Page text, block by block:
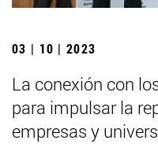
03 | 10 | 2023
La conexión con
para impulsar la
empresas y